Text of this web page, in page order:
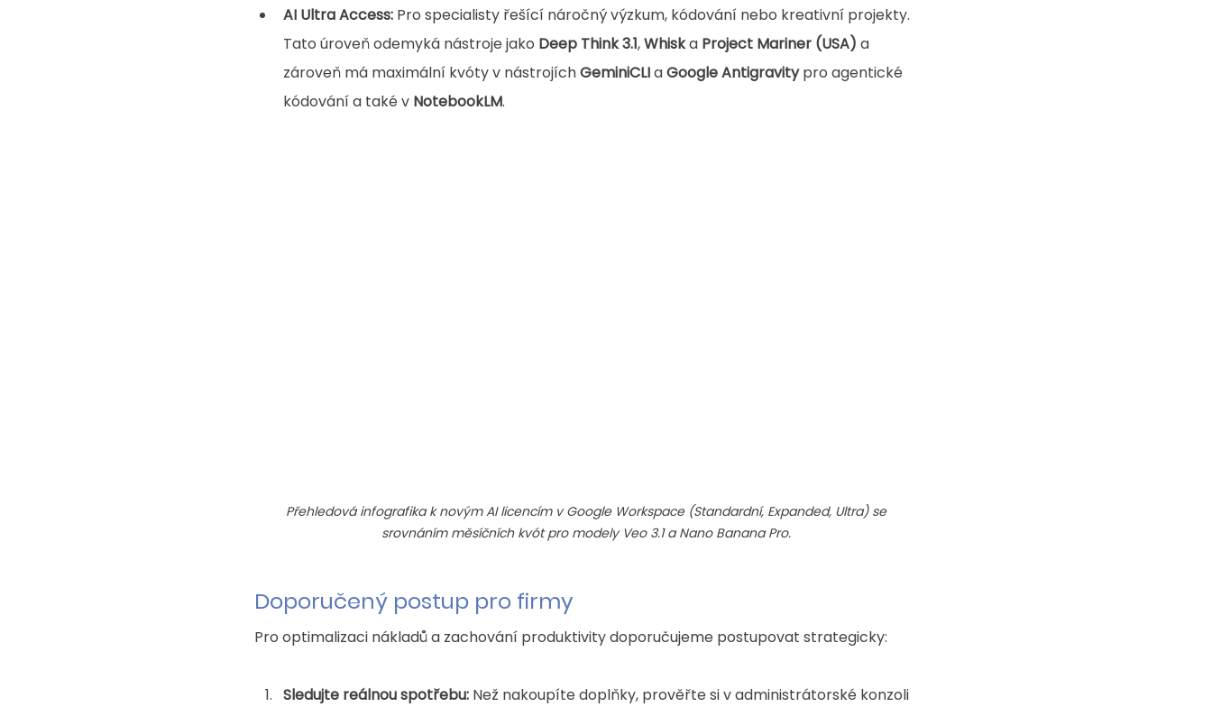
AI Ultra Access: Pro specialisty řešící náročný výzkum, kódování nebo kreativní projekty.
Tato úroveň odemyká nástroje jako Deep Think 3.1, Whisk a Project Mariner (USA) a
zároveň má maximální kvóty v nástrojích GeminiCLI a Google Antigravity pro agentické
kódování a také v NotebookLM.
Přehledová infografika k novým AI licencím v Google Workspace (Standardní, Expanded, Ultra) se
srovnáním měsíčních kvót pro modely Veo 3.1 a Nano Banana Pro.
Doporučený postup pro firmy
Pro optimalizaci nákladů a zachování produktivity doporučujeme postupovat strategicky:
Sledujte reálnou spotřebu: Než nakoupíte doplňky, prověřte si v administrátorské konzoli